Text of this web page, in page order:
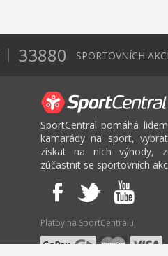
33880 SPORTOVNÍCH
SportCentral pomáhá
kamarády na sport,
získat na nich výhody,
zúčastnit se sportovních
Platby na SportCentralu